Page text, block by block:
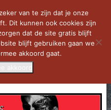
van te zijn dat je onze
Dit kunnen ook cookies zijn
dat de site gratis blijft
blijft gebruiken gaan we
akkoord gaat.
akkoord